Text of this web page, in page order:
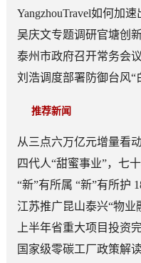
YangzhouTravel如何加速
吴庆文专题调研官塘创
泰州市政府召开常务会议
刘浩调度部署防御台风“
推荐新闻
从三点六万亿元增量看
四代人“甜蜜事业”，七
“新”有所属 “新”有所护
江苏推广昆山泰兴“物业
“老大难”
上半年省重大项目投资
百分点
国家级零碳工厂政策解